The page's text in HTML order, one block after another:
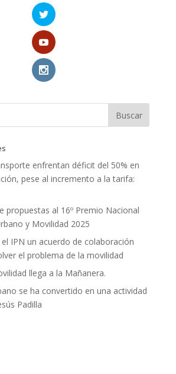
enfrentan déficit del 50% en
pese al incremento a la tarifa:
propuestas al 16º Premio Nacional
y Movilidad 2025
IPN un acuerdo de colaboración
el problema de la movilidad
llega a la Mañanera.
se ha convertido en una actividad
Padilla